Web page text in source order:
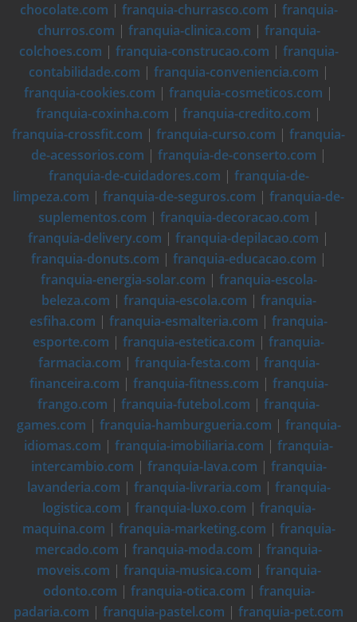
chocolate.com | franquia-churrasco.com | franquia-
churros.com | franquia-clinica.com | franquia-
colchoes.com | franquia-construcao.com | franquia-
contabilidade.com | franquia-conveniencia.com |
franquia-cookies.com | franquia-cosmeticos.com |
franquia-coxinha.com | franquia-credito.com |
franquia-crossfit.com | franquia-curso.com | franquia-
de-acessorios.com | franquia-de-conserto.com |
franquia-de-cuidadores.com | franquia-de-
limpeza.com | franquia-de-seguros.com | franquia-de-
suplementos.com | franquia-decoracao.com |
franquia-delivery.com | franquia-depilacao.com |
franquia-donuts.com | franquia-educacao.com |
franquia-energia-solar.com | franquia-escola-
beleza.com | franquia-escola.com | franquia-
esfiha.com | franquia-esmalteria.com | franquia-
esporte.com | franquia-estetica.com | franquia-
farmacia.com | franquia-festa.com | franquia-
financeira.com | franquia-fitness.com | franquia-
frango.com | franquia-futebol.com | franquia-
games.com | franquia-hamburgueria.com | franquia-
idiomas.com | franquia-imobiliaria.com | franquia-
intercambio.com | franquia-lava.com | franquia-
lavanderia.com | franquia-livraria.com | franquia-
logistica.com | franquia-luxo.com | franquia-
maquina.com | franquia-marketing.com | franquia-
mercado.com | franquia-moda.com | franquia-
moveis.com | franquia-musica.com | franquia-
odonto.com | franquia-otica.com | franquia-
padaria.com | franquia-pastel.com | franquia-pet.com